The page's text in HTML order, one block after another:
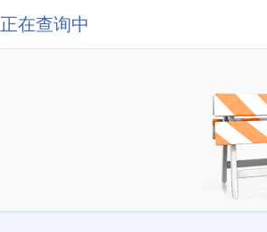
正在查询中